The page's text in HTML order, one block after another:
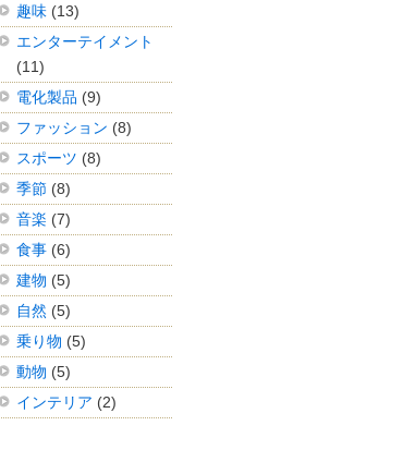
趣味 (13)
エンターテイメント
(11)
電化製品 (9)
ファッション (8)
スポーツ (8)
季節 (8)
音楽 (7)
食事 (6)
建物 (5)
自然 (5)
乗り物 (5)
動物 (5)
インテリア (2)